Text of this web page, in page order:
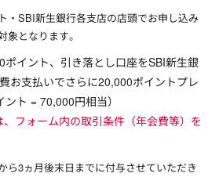
・SBI新生銀行各支店の店頭でお申し込み
象となります。
ポイント、引き落とし口座をSBI新生銀
お支払いでさらに20,000ポイントプレ
ト = 70,000円相当）
フォーム内の取引条件（年会費等）を
ら3ヵ月後末日までに付与させていただき